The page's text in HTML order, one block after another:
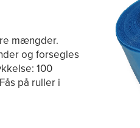
mængder.
og forsegles
100
på ruller i